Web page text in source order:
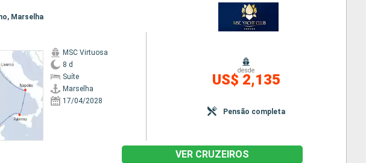
Marselha
MSC Virtuosa
8 d
Suíte
Marselha
17/04/2028
desde
US$ 2,135
Pensão completa
VER CRUZEIROS